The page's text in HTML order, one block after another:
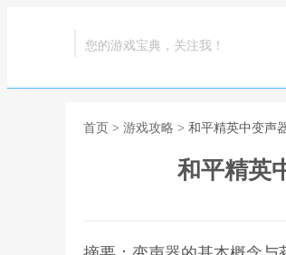
您的游戏宝典，关注我！
首页 > 游戏攻略 > 和平精英中变声
和平精英